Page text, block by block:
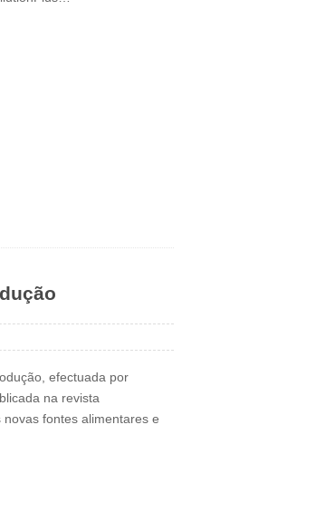
efectuada por
na revista
fontes alimentares e